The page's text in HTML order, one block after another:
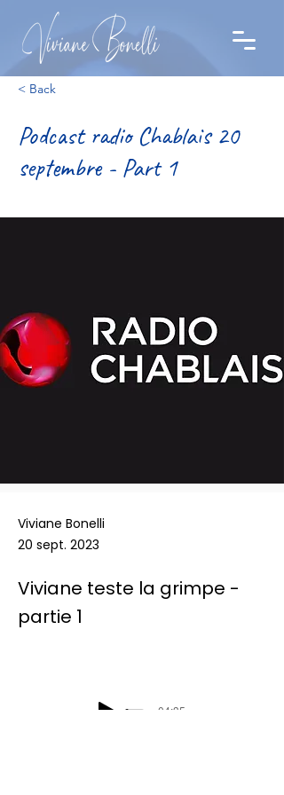
< Back
Podcast radio Chablais 20
septembre - Part 1
Viviane Bonelli
20 sept. 2023
Viviane teste la grimpe -
partie 1
-04:35